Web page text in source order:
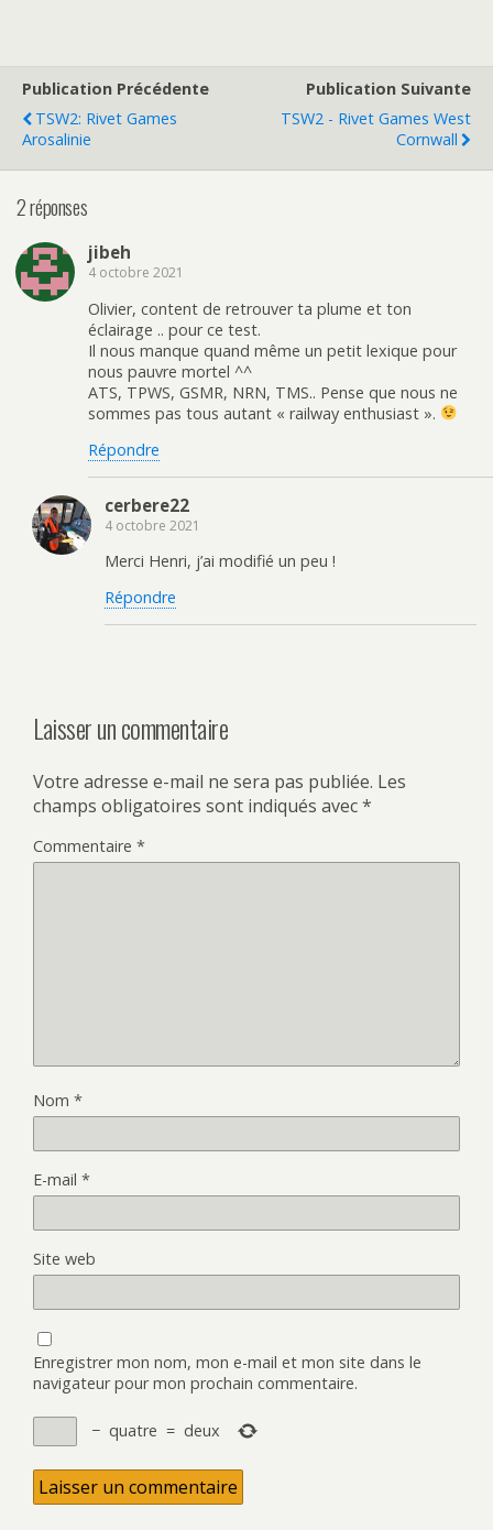
Publication Précédente
TSW2: Rivet Games
Arosalinie
Publication Suivante
TSW2 - Rivet Games West
Cornwall
2 réponses
jibeh
4 octobre 2021
Olivier, content de retrouver ta plume et ton
éclairage .. pour ce test.
Il nous manque quand même un petit lexique pour
nous pauvre mortel ^^
ATS, TPWS, GSMR, NRN, TMS.. Pense que nous ne
sommes pas tous autant « railway enthusiast ».
Répondre
cerbere22
4 octobre 2021
Merci Henri, j’ai modifié un peu !
Répondre
Laisser un commentaire
Votre adresse e-mail ne sera pas publiée. Les
champs obligatoires sont indiqués avec*
Commentaire *
Nom *
E-mail *
Site web
Enregistrer mon nom, mon e-mail et mon site dans le
navigateur pour mon prochain commentaire.
− quatre = deux